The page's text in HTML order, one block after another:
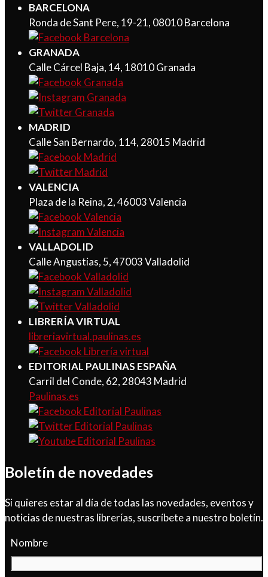
BARCELONA
Ronda de Sant Pere, 19-21, 08010 Barcelona
GRANADA
Calle Cárcel Baja, 14, 18010 Granada
MADRID
Calle San Bernardo, 114, 28015 Madrid
VALENCIA
Plaza de la Reina, 2, 46003 Valencia
VALLADOLID
Calle Angustias, 5, 47003 Valladolid
LIBRERÍA VIRTUAL
libreriavirtual.paulinas.es
EDITORIAL PAULINAS ESPAÑA
Carril del Conde, 62, 28043 Madrid
Paulinas.es
Boletín de novedades
Si quieres estar al día de todas las novedades, eventos y
noticias de nuestras librerías, suscríbete a nuestro boletín.
Nombre